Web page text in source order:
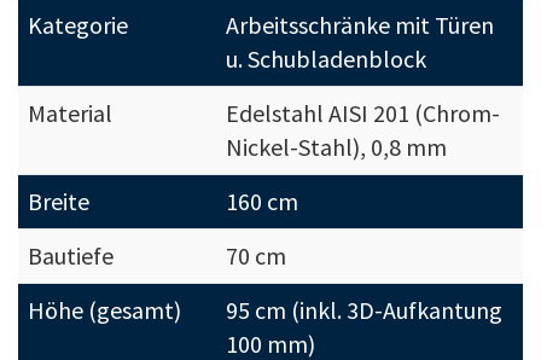
Kategorie
Arbeitsschränke mit Türen
u. Schubladenblock
Material
Edelstahl AISI 201 (Chrom-
Nickel-Stahl), 0,8 mm
Breite
160 cm
Bautiefe
70 cm
Höhe (gesamt)
95 cm (inkl. 3D-Aufkantung
100 mm)